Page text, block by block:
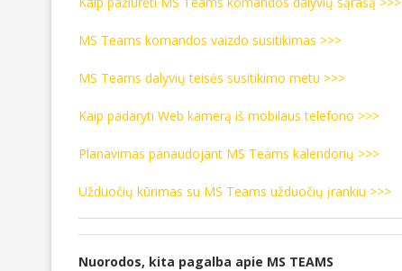
MS Teams komandos vaizdo susitikimas >>>
MS Teams dalyvių teisės susitikimo metu >>>
Kaip padaryti Web kamerą iš mobilaus telefono >>>
Planavimas panaudojant MS Teams kalendorių >>>
Užduočių kūrimas su MS Teams užduočių įrankiu >>>
Nuorodos, kita pagalba apie MS TEAMS